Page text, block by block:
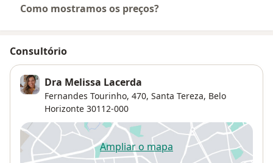
Como mostramos os preços?
Consultório
Dra Melissa Lacerda
Fernandes Tourinho, 470, Santa Tereza, Belo
Horizonte 30112-000
Ampliar o mapaabre num novo separador